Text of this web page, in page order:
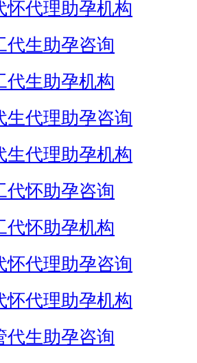
怀代理助孕机构
代生助孕咨询
代生助孕机构
生代理助孕咨询
生代理助孕机构
代怀助孕咨询
代怀助孕机构
怀代理助孕咨询
怀代理助孕机构
代生助孕咨询